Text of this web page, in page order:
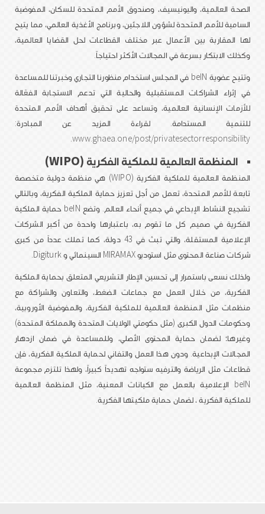
الصحة العالمية، واليونيسيف، وصندوق الأمم المتحدة للسكان، المفوضية
السامية للأمم المتحدة لشؤون اللاجئين، وبرنامج الأغذية العالمي، مما يتيح
لها المقاربة بين الأعمال عبر مختلف القطاعات لحل القضايا العالمية،
وكذلك الابتكار بسرعة في المجالات الأكثر احتياجاً.
وتتيح عضوية beIN في المجلس استخدام منظورنا التجاري وخبرتنا للمساعدة
في إثراء الشراكات المستقبلية والحالية التي تدعم الاستجابة الفعّالة
للأزمات الإنسانية العالمية، وتساعد على تحقيق أهداف الأمم المتحدة
للتنمية المستدامة. لقراءة المزيد عن المبادرة:
www.ghaea.one/post/privatesectorresponsibility
.
المنظمة العالمية للملكية الفكرية (WIPO)
المنظمة العالمية للملكية الفكرية (WIPO) هي منظمة دولية متخصصة
تابعة للأمم المتحدة، تعمل من أجل تعزيز حماية الملكية الفكرية، وبالتالي
تشجيع النشاط الإبداعي في جميع أنحاء العالم. وتضع beIN حماية الملكية
الفكرية في صميم كل ما تقوم به، باعتبارها واحدة من أكبر الشركات
الإعلامية المستقلة، والتي تبث في 43 دولة، كما تملك عدداً من كبرى
شركات صناعة المحتوى مثل استوديو MIRAMAX السينمائي و Digiturk.
ولذلك نسعى باستمرار إلى تحسين الإطار التشريعي المتعلق بحماية الملكية
الفكرية، من خلال العمل مع جماعات الضغط، والتعاون والشراكة مع
منظمات مثل المنظمة العالمية للملكية الفكرية، والمفوضية الأوروبية،
وحكومات الدول الكبرى (مثل حكومتي الولايات المتحدة والمملكة المتحدة)
وغيرها؛ لضمان حماية المحتوى الأصلي، وللمساعدة في ضمان ازدهار
المجالات الإبداعية. ودون هذا العمل والتفاني لحماية الملكية الفكرية، فإن
قطاعات مثل الرياضة والترفيه ستواجه تهديداً كبيراً، ولهذا تلتزم مجموعة
beIN الإعلامية بالعمل مع الكيانات المعنية، مثل المنظمة العالمية
للملكية الفكرية ، لضمان حماية ملكيتها الفكرية.